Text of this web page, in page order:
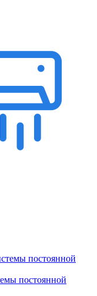
постоянной